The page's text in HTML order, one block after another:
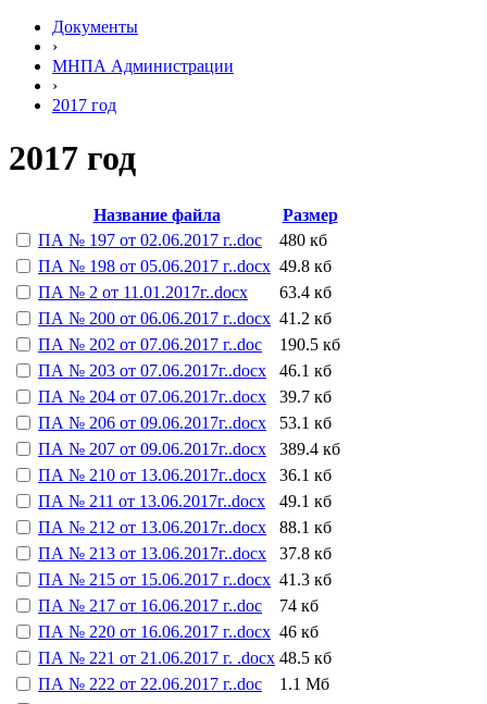
Документы
›
МНПА Администрации
›
2017 год
2017 год
Название файла
Размер
ПА № 197 от 02.06.2017 г..doc
480 кб
ПА № 198 от 05.06.2017 г..docx 49.8 кб
ПА № 2 от 11.01.2017г..docx
63.4 кб
ПА № 200 от 06.06.2017 г..docx 41.2 кб
ПА № 202 от 07.06.2017 г..doc
190.5 кб
ПА № 203 от 07.06.2017г..docx
46.1 кб
ПА № 204 от 07.06.2017г..docx
39.7 кб
ПА № 206 от 09.06.2017г..docx
53.1 кб
ПА № 207 от 09.06.2017г..docx
389.4 кб
ПА № 210 от 13.06.2017г..docx
36.1 кб
ПА № 211 от 13.06.2017г..docx
49.1 кб
ПА № 212 от 13.06.2017г..docx
88.1 кб
ПА № 213 от 13.06.2017г..docx
37.8 кб
ПА № 215 от 15.06.2017 г..docx 41.3 кб
ПА № 217 от 16.06.2017 г..doc
74 кб
ПА № 220 от 16.06.2017 г..docx 46 кб
ПА № 221 от 21.06.2017 г. .docx 48.5 кб
ПА № 222 от 22.06.2017 г..doc
1.1 Мб